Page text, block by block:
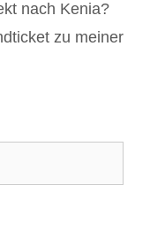
nach Kenia?
zu meiner